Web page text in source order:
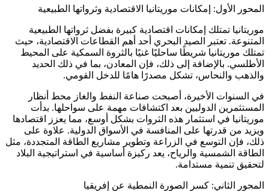
المحور الأول: إمكانات موريتانيا الاقتصادية وثرواتها الطبيعية
موريتانيا تمتلك إمكانات اقتصادية كبيرة بفضل ثرواتها الطبيعية
المتنوعة. تعتبر الصيد البحري أحد أهم القطاعات الاقتصادية، حيث
تمتلك موريتانيا شريطًا ساحليًا غنيًا بالثروة السمكية على المحيط
الأطلسي. بالإضافة إلى ذلك، فإن المعادن، بما في ذلك الحديد
والذهب والنحاس، تشكل مصدرًا هامًا للدخل القومي.
في السنوات الأخيرة، أصبحت صناعة النفط والغاز محط أنظار
المستثمرين الدوليين بعد اكتشافات مهمة على سواحلها. بدأت
موريتانيا في استثمار هذه الثروات بشكل أوسع، مما يعزز اقتصادها
ويزيد من قدرتها على المنافسة في الأسواق الدولية. علاوة على
ذلك، فإن التوسع في الزراعة وتطوير مشاريع الطاقة المتجددة، مثل
الطاقة الشمسية والرياح، يعد ركيزة أساسية في استراتيجية البلاد
لتحقيق تنمية مستدامة.
المحور الثاني: كسر الصورة النمطية عن إفريقيا